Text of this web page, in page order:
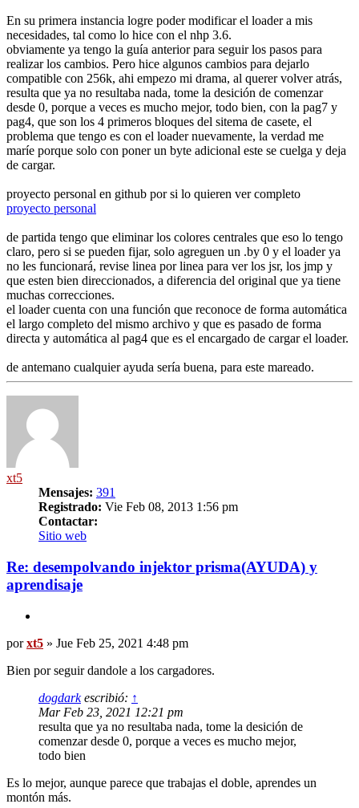
En su primera instancia logre poder modificar el loader a mis
necesidades, tal como lo hice con el nhp 3.6.
obviamente ya tengo la guía anterior para seguir los pasos para
realizar los cambios. Pero hice algunos cambios para dejarlo
compatible con 256k, ahi empezo mi drama, al querer volver atrás,
resulta que ya no resultaba nada, tome la desición de comenzar
desde 0, porque a veces es mucho mejor, todo bien, con la pag7 y
pag4, que son los 4 primeros bloques del sitema de casete, el
problema que tengo es con el loader nuevamente, la verdad me
maríe porque solo con poner un byte adicional este se cuelga y deja
de cargar.
proyecto personal en github por si lo quieren ver completo
proyecto personal
de partida tengo que eliminar los colores centrales que eso lo tengo
claro, pero si se pueden fijar, solo agreguen un .by 0 y el loader ya
no les funcionará, revise linea por linea para ver los jsr, los jmp y
que esten bien direccionados, a diferencia del original que ya tiene
muchas correcciones.
el loader cuenta con una función que reconoce de forma automática
el largo completo del mismo archivo y que es pasado de forma
directa y automática al pag4 que es el encargado de cargar el loader.
de antemano cualquier ayuda sería buena, para este mareado.
Arriba
xt5
Mensajes: 391
Registrado: Vie Feb 08, 2013 1:56 pm
Contactar:
Contactar
Sitio web
Re: desempolvando injektor prisma(AYUDA) y
aprendisaje
Mensaje
porxt5 » Jue Feb 25, 2021 4:48 pm
Bien por seguir dandole a los cargadores.
dogdarkescribió: ↑
Mar Feb 23, 2021 12:21 pm
resulta que ya no resultaba nada, tome la desición de
comenzar desde 0, porque a veces es mucho mejor,
todo bien
Es lo mejor, aunque parece que trabajas el doble, aprendes un
montón más.